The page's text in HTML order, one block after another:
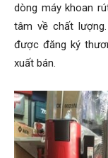
dòng máy khoan
tâm về chất
được đăng ký
xuất bán.